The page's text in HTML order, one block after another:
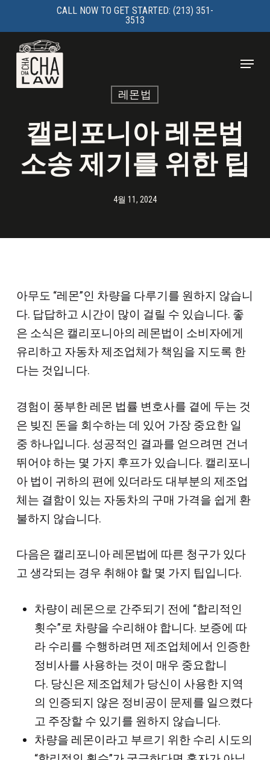
main
content
CALL NOW TO GET STARTED: (213) 351-
3513
Menu
레몬법
캘리포니아 레몬법
소송 제기를 위한 팁
4월 11, 2024
아무도 “레몬”인 차량을 다루기를 원하지 않습니
다. 답답하고 시간이 많이 걸릴 수 있습니다. 좋
은 소식은 캘리포니아의 레몬법이 소비자에게
유리하고 자동차 제조업체가 책임을 지도록 한
다는 것입니다.
경험이 풍부한 레몬 법률 변호사를 곁에 두는 것
은 빚진 돈을 회수하는 데 있어 가장 중요한 일
중 하나입니다. 성공적인 결과를 얻으려면 건너
뛰어야 하는 몇 가지 후프가 있습니다. 캘리포니
아 법이 귀하의 편에 있더라도 대부분의 제조업
체는 결함이 있는 자동차의 구매 가격을 쉽게 환
불하지 않습니다.
다음은 캘리포니아 레몬법에 따른 청구가 있다
고 생각되는 경우 취해야 할 몇 가지 팁입니다.
차량이 레몬으로 간주되기 전에 “합리적인
횟수”로 차량을 수리해야 합니다. 보증에 따
라 수리를 수행하려면 제조업체에서 인증한
정비사를 사용하는 것이 매우 중요합니
다. 당신은 제조업체가 당신이 사용한 지역
의 인증되지 않은 정비공이 문제를 일으켰다
고 주장할 수 있기를 원하지 않습니다.
차량을 레몬이라고 부르기 위한 수리 시도의